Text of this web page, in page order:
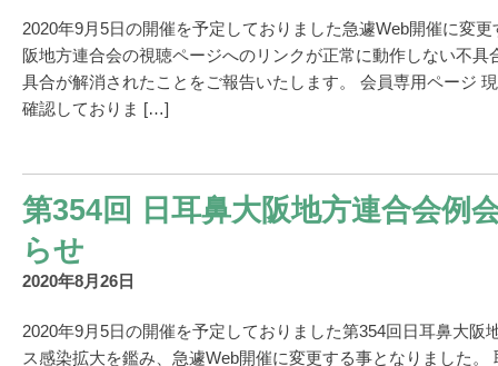
2020年9月5日の開催を予定しておりました急遽Web開催に変
阪地方連合会の視聴ページへのリンクが正常に動作しない不具
具合が解消されたことをご報告いたします。 会員専用ページ
確認しておりま […]
第354回 日耳鼻大阪地方連合会例
らせ
2020年8月26日
2020年9月5日の開催を予定しておりました第354回日耳鼻大阪
ス感染拡大を鑑み、急遽Web開催に変更する事となりました